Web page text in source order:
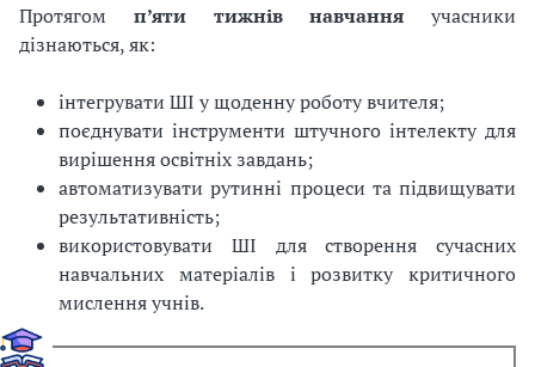
Протягом п’яти тижнів навчання учасники
дізнаються, як:
інтегрувати ШІ у щоденну роботу вчителя;
поєднувати інструменти штучного інтелекту для
вирішення освітніх завдань;
автоматизувати рутинні процеси та підвищувати
результативність;
використовувати ШІ для створення сучасних
навчальних матеріалів і розвитку критичного
мислення учнів.